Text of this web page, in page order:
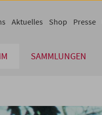
SAMMLUNGEN
Aktuelles Shop Presse